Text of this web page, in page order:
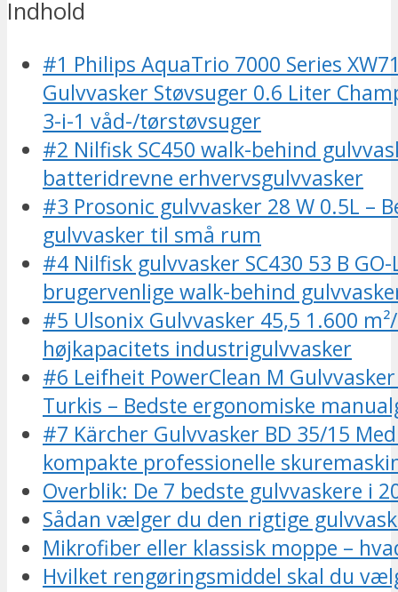
Indhold
#1 Philips AquaTrio 7000 Series
Gulvvasker Støvsuger 0.6 Liter
3-i-1 våd-/tørstøvsuger
#2 Nilfisk SC450 walk-behind
batteridrevne erhvervsgulvvasker
#3 Prosonic gulvvasker 28 W 0.5L –
gulvvasker til små rum
#4 Nilfisk gulvvasker SC430 53 B GO-
brugervenlige walk-behind
#5 Ulsonix Gulvvasker 45,5 1.600
højkapacitets industrigulvvasker
#6 Leifheit PowerClean M
Turkis – Bedste ergonomiske
#7 Kärcher Gulvvasker BD 35/15
kompakte professionelle
Overblik: De 7 bedste gulvvaskere i
Sådan vælger du den rigtige
Mikrofiber eller klassisk moppe –
Hvilket rengøringsmiddel skal du